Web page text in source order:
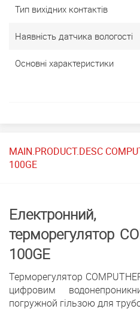
Тип вихідних контактів
Наявність датчика вологості
Основні характеристики
MAIN.PRODUCT.DESC
100GE
терморегулятор
100GE
Терморегулятор
цифровим
погружной гільзою для